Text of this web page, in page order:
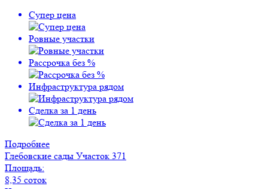
Супер цена
Ровные участки
Рассрочка без %
Инфраструктура рядом
Сделка за 1 день
Подробнее
Глебовские сады Участок 371
Площадь:
8,35 соток